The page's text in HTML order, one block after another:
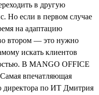
в другую
Но если в первом случае
на адаптацию
втором — это нужно
искать клиентов
В MANGO OFFICE
впечатляющая
директора по ИТ Дмитрия